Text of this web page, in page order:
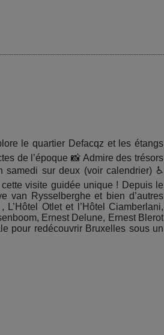
le quartier Defacqz et les étangs
de l’époque 📸 Admire des trésors
sur deux (voir calendrier) ♿
visite guidée unique ! Depuis le
van Rysselberghe et bien d’autres
Otlet et l’Hôtel Ciamberlani,
Ernest Delune, Ernest Blerot
pour redécouvrir Bruxelles sous un